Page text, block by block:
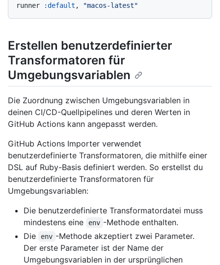
runner :default , "macos-latest"
Erstellen benutzerdefinierter
Transformatoren für
Umgebungsvariablen
Die Zuordnung zwischen Umgebungsvariablen in
deinen CI/CD-Quellpipelines und deren Werten in
GitHub Actions kann angepasst werden.
GitHub Actions Importer verwendet
benutzerdefinierte Transformatoren, die mithilfe einer
DSL auf Ruby-Basis definiert werden. So erstellst du
benutzerdefinierte Transformatoren für
Umgebungsvariablen:
Die benutzerdefinierte Transformatordatei muss
mindestens eine
env -Methode enthalten.
Die
env -Methode akzeptiert zwei Parameter.
Der erste Parameter ist der Name der
Umgebungsvariablen in der ursprünglichen